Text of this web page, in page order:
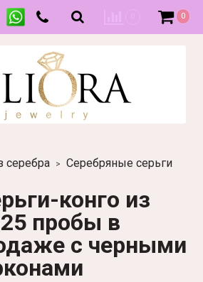
0
серебра Серебряные серьги
конго из
пробы в
с черными